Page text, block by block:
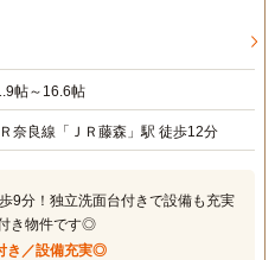
帖～16.6帖
奈良線「ＪＲ藤森」駅 徒歩12分
9分！独立洗面台付きで設備も充実
き物件です◎
き／設備充実◎